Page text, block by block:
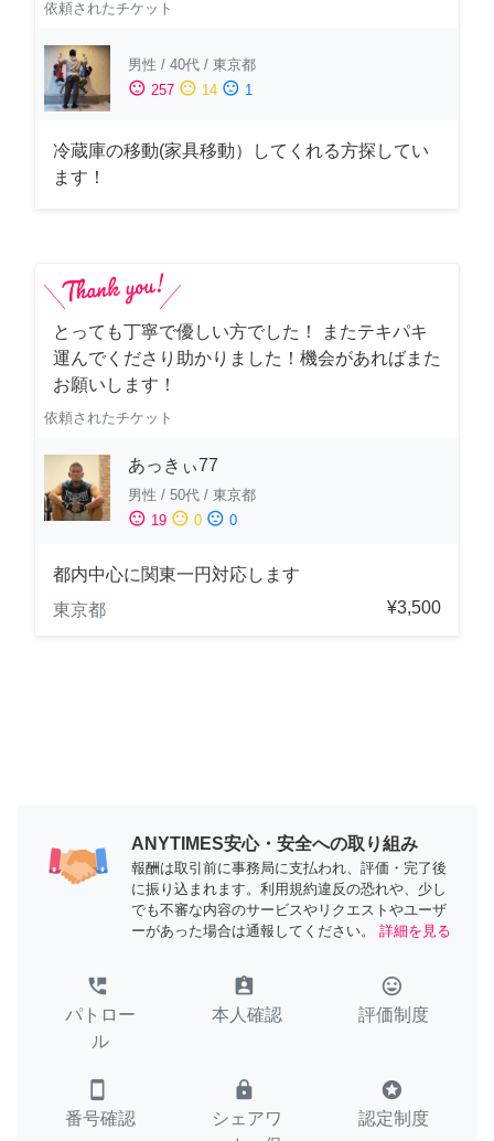
依頼されたチケット
男性 / 40代 / 東京都
sentiment_satisfied 257 sentiment_neutral 14 sentiment_dissatisfied 1
冷蔵庫の移動(家具移動）してくれる方探してい
ます！
とっても丁寧で優しい方でした！ またテキパキ
運んでくださり助かりました！機会があればまた
お願いします！
依頼されたチケット
あっきぃ77
男性 / 50代 / 東京都
sentiment_satisfied 19 sentiment_neutral 0 sentiment_dissatisfied 0
都内中心に関東一円対応します
東京都
¥3,500
ANYTIMES安心・安全への取り組み
報酬は取引前に事務局に支払われ、評価・完了後
に振り込まれます。利用規約違反の恐れや、少し
でも不審な内容のサービスやリクエストやユーザ
ーがあった場合は通報してください。
詳細を見る
perm_phone_msg
パトロー
ル
assignment_ind
本人確認
tag_faces
評価制度
smartphone
番号確認
lock
シェアワ
stars
認定制度